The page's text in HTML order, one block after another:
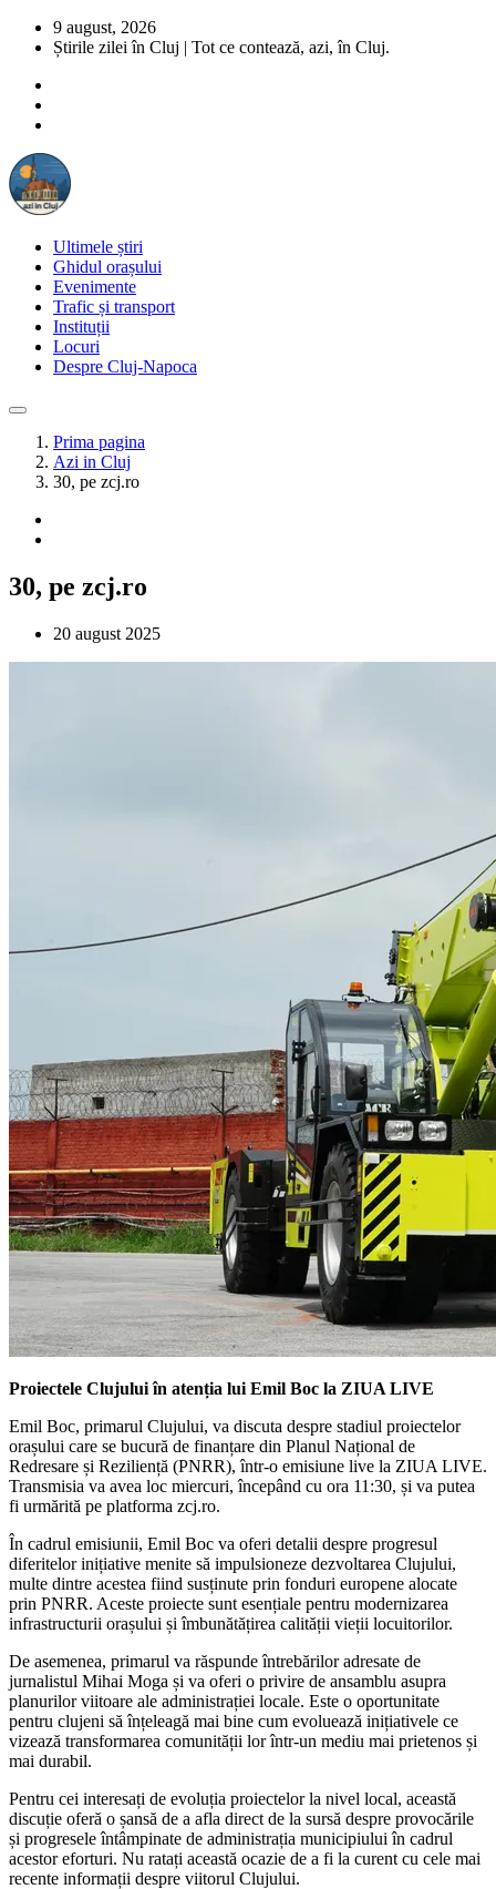
9 august, 2026
Știrile zilei în Cluj | Tot ce contează, azi, în Cluj.
Ultimele știri
Ghidul orașului
Evenimente
Trafic și transport
Instituții
Locuri
Despre Cluj-Napoca
Prima pagina
Azi in Cluj
30, pe zcj.ro
30, pe zcj.ro
20 august 2025
Proiectele Clujului în atenția lui Emil Boc la ZIUA LIVE
Emil Boc, primarul Clujului, va discuta despre stadiul proiectelor
orașului care se bucură de finanțare din Planul Național de
Redresare și Reziliență (PNRR), într-o emisiune live la ZIUA LIVE.
Transmisia va avea loc miercuri, începând cu ora 11:30, și va putea
fi urmărită pe platforma zcj.ro.
În cadrul emisiunii, Emil Boc va oferi detalii despre progresul
diferitelor inițiative menite să impulsioneze dezvoltarea Clujului,
multe dintre acestea fiind susținute prin fonduri europene alocate
prin PNRR. Aceste proiecte sunt esențiale pentru modernizarea
infrastructurii orașului și îmbunătățirea calității vieții locuitorilor.
De asemenea, primarul va răspunde întrebărilor adresate de
jurnalistul Mihai Moga și va oferi o privire de ansamblu asupra
planurilor viitoare ale administrației locale. Este o oportunitate
pentru clujeni să înțeleagă mai bine cum evoluează inițiativele ce
vizează transformarea comunității lor într-un mediu mai prietenos și
mai durabil.
Pentru cei interesați de evoluția proiectelor la nivel local, această
discuție oferă o șansă de a afla direct de la sursă despre provocările
și progresele întâmpinate de administrația municipiului în cadrul
acestor eforturi. Nu ratați această ocazie de a fi la curent cu cele mai
recente informații despre viitorul Clujului.